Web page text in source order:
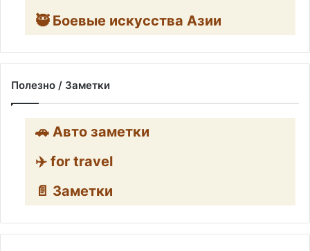
🥷 Боевые искусства Азии
Полезно / Заметки
🚗 Авто заметки
✈️ for travel
📄 Заметки